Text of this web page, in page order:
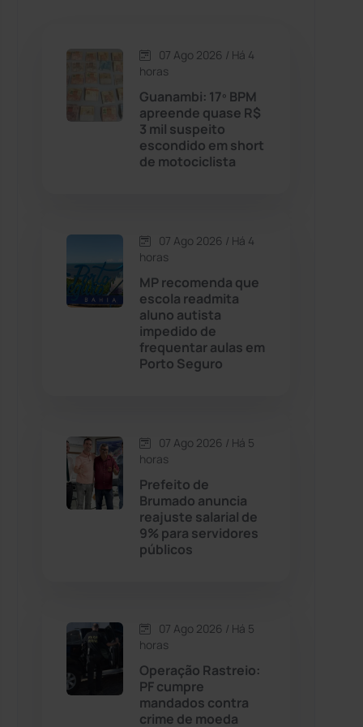
Caetité (1504)
Candiba (157)
Cândido Sales (121)
Caturama
Chapada Diamantina
Cordeiros
Dom Basílio
(1235)
Érico Cardoso
Esportes (522)
07 Ago 2026 / Há 4
horas
Guanambi: 17º BPM
apreende quase R$
3 mil suspeito
escondido em short
de motociclista
07 Ago 2026 / Há 4
horas
MP recomenda que
escola readmita
aluno autista
impedido de
frequentar aulas em
Porto Seguro
07 Ago 2026 / Há 5
horas
Prefeito de
Brumado anuncia
reajuste salarial de
9% para servidores
públicos
07 Ago 2026 / Há 5
horas
Operação Rastreio:
PF cumpre
mandados contra
crime de moeda